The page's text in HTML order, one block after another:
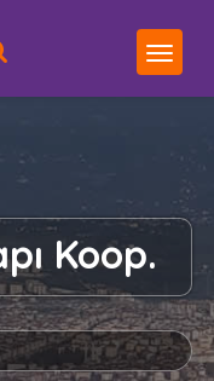
Koop.